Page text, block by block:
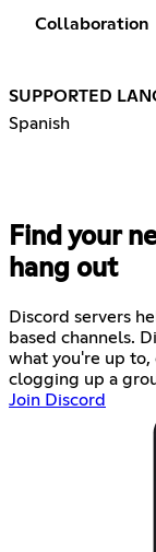
Collaboration
SUPPORTED
Spanish
Find your
hang out
Discord servers
based channels.
what you're up
clogging up a
Join Discord